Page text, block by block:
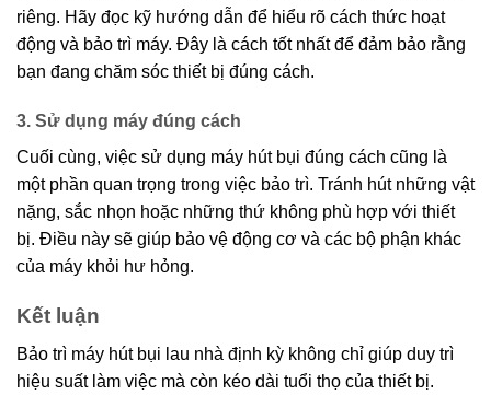
riêng. Hãy đọc kỹ hướng dẫn để hiểu rõ cách thức hoạt
động và bảo trì máy. Đây là cách tốt nhất để đảm bảo rằng
bạn đang chăm sóc thiết bị đúng cách.
3. Sử dụng máy đúng cách
Cuối cùng, việc sử dụng máy hút bụi đúng cách cũng là
một phần quan trọng trong việc bảo trì. Tránh hút những vật
nặng, sắc nhọn hoặc những thứ không phù hợp với thiết
bị. Điều này sẽ giúp bảo vệ động cơ và các bộ phận khác
của máy khỏi hư hỏng.
Kết luận
Bảo trì máy hút bụi lau nhà định kỳ không chỉ giúp duy trì
hiệu suất làm việc mà còn kéo dài tuổi thọ của thiết bị.